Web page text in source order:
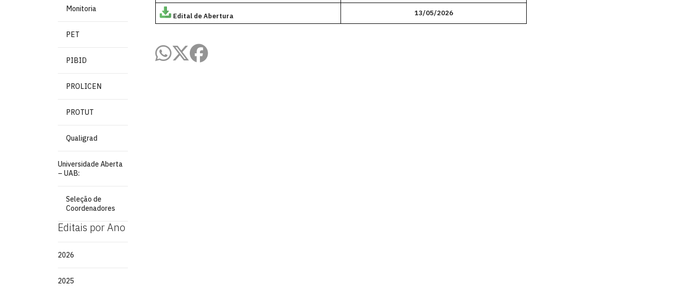
Monitoria
PET
PIBID
PROLICEN
PROTUT
Qualigrad
Universidade Aberta
– UAB:
Seleção de
Coordenadores
Editais por Ano
2026
2025
Edital de Abertura 13/05/2026